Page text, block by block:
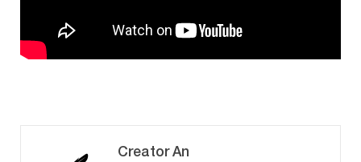
Creator An